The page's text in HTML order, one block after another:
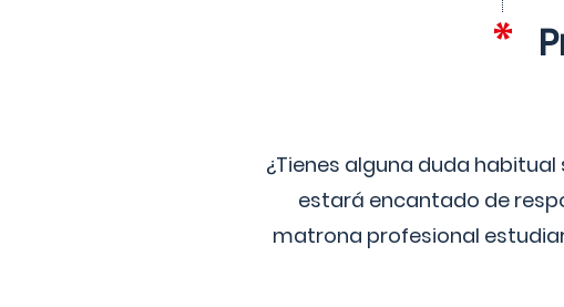
¿Tienes alguna duda
estará encantado de
matrona profesional